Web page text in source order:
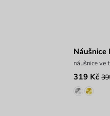
Náušnice
náušnice ve
319 Kč